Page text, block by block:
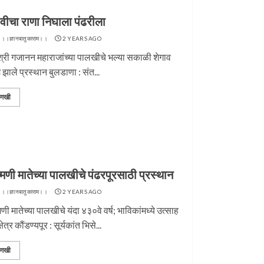
राणा निघाला पंढरीला
।।ज्ञानबातुकाराम।। 2 YEARS AGO
गजानन महाराजांच्या पालखीचे भल्या सकाळी शेगाव
प्रस्थान बुलडाणा : संत...
मातेच्या पालखीचे पंढरपूरसाठी प्रस्थान
।।ज्ञानबातुकाराम।। 2 YEARS AGO
मातेच्या पालखीचे यंदा ४३०वे वर्ष; भाविकांमध्ये उत्साह
कौंडण्यपूर : सूर्यकांत भिसे...
पुण्यतिथी